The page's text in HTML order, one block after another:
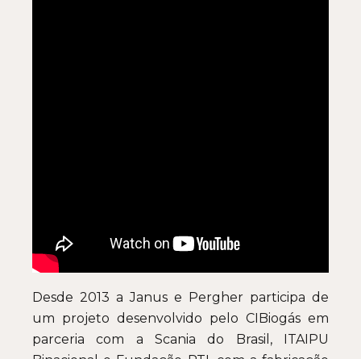
Desde 2013 a Janus e Pergher participa de
um projeto desenvolvido pelo CIBiogás em
parceria com a Scania do Brasil, ITAIPU